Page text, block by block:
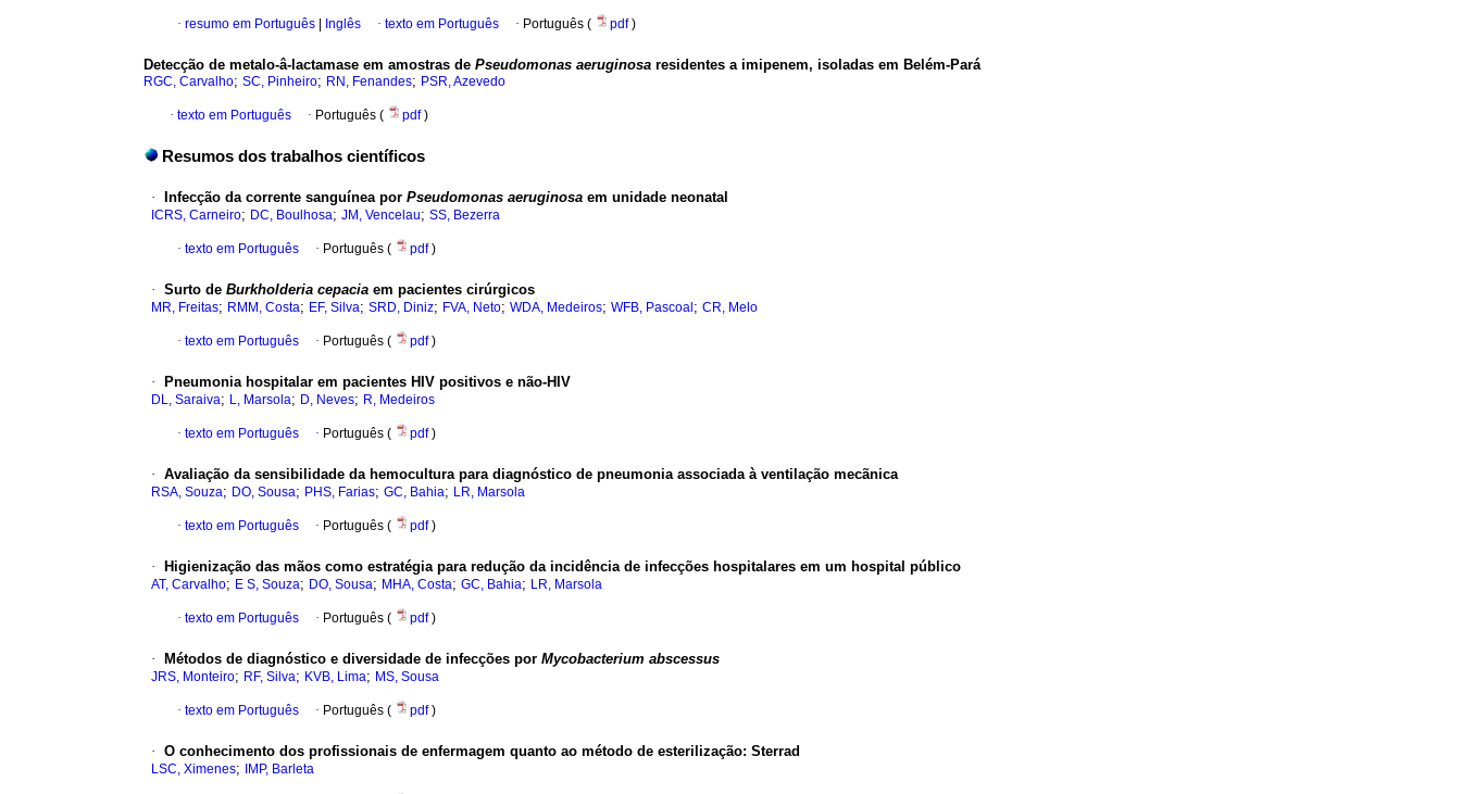
· resumo em Português Inglês · texto em Português · Português ( pdf)
Detecção de metalo-â-lactamase em amostras de Pseudomonas aeruginosa residentes a imipenem, isoladas em Belém-Pará
RGC, Carvalho; SC, Pinheiro; RN, Fenandes; PSR, Azevedo
· texto em Português · Português ( pdf)
Resumos dos trabalhos científicos
· Infecção da corrente sanguínea por Pseudomonas aeruginosa em unidade neonatal
ICRS, Carneiro; DC, Boulhosa; JM, Vencelau; SS, Bezerra
· texto em Português · Português ( pdf)
· Surto de Burkholderia cepacia em pacientes cirúrgicos
MR, Freitas; RMM, Costa; EF, Silva; SRD, Diniz; FVA, Neto; WDA, Medeiros; WFB, Pascoal ; CR, Melo
· texto em Português · Português ( pdf)
· Pneumonia hospitalar em pacientes HIV positivos e não-HIV
DL, Saraiva; L, Marsola; D, Neves; R, Medeiros
· texto em Português · Português ( pdf)
· Avaliação da sensibilidade da hemocultura para diagnóstico de pneumonia associada à ventilação mecãnica
RSA, Souza; DO, Sousa; PHS, Farias; GC, Bahia; LR, Marsola
· texto em Português · Português ( pdf)
· Higienização das mãos como estratégia para redução da incidência de infecções hospitalares em um hospital público
AT, Carvalho; E S, Souza; DO, Sousa; MHA, Costa; GC, Bahia; LR, Marsola
· texto em Português · Português ( pdf)
· Métodos de diagnóstico e diversidade de infecções por Mycobacterium abscessus
JRS, Monteiro; RF, Silva; KVB, Lima; MS, Sousa
· texto em Português · Português ( pdf)
· O conhecimento dos profissionais de enfermagem quanto ao método de esterilização: Sterrad
LSC, Ximenes; IMP, Barleta